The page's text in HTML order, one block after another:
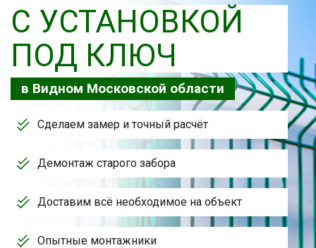
С УСТАНОВКОЙ
ПОД КЛЮЧ
в Видном Московской области
Сделаем замер и точный расчёт
Демонтаж старого забора
Доставим всё необходимое на объект
Опытные монтажники